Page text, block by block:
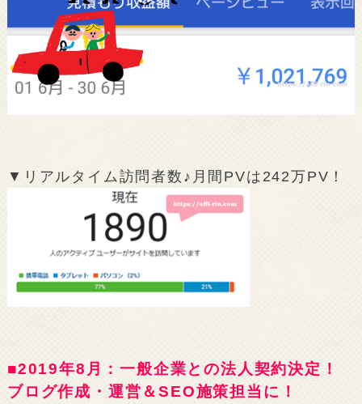
▼リアルタイム訪問者数♪月間PVは242万PV！
■2019年8月：一般企業との法人契約決定！
ブログ作成・運営＆SEO施策担当に！